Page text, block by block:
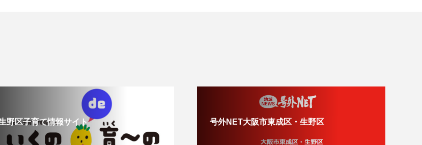
野区子育て情報サイト 号外NET大阪市東成区・生野区